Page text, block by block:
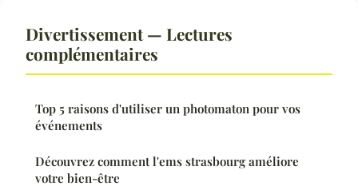
Divertissement — Lectures
complémentaires
Top 5 raisons d'utiliser un photomaton pour vos
événements
Découvrez comment l'ems strasbourg améliore
votre bien-être